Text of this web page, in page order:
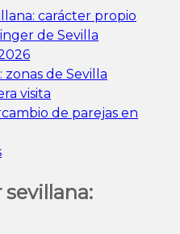
carácter propio
de Sevilla
de Sevilla
visita
de parejas en
sevillana: